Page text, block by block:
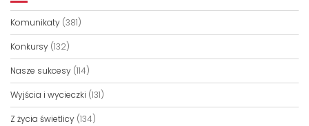
Komunikaty (381)
Konkursy (132)
Nasze sukcesy (114)
Wyjścia i wycieczki (131)
Z życia świetlicy (134)